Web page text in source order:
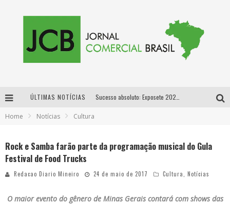
ÚLTIMAS NOTÍCIAS
Home Notícias Cultura
Rock e Samba farão parte da programação musical do Gula
Festival de Food Trucks
Redacao Diario Mineiro 24 de maio de 2017 Cultura Notícias
O maior evento do gênero de Minas Gerais contará com shows das